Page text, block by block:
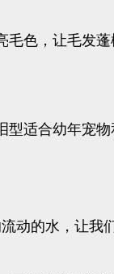
色，让毛发
适合幼年宠
动的水，让我